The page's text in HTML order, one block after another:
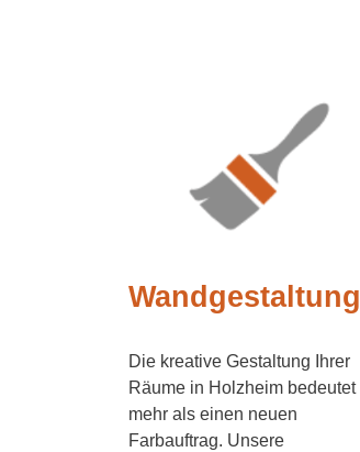
Wandgestaltung
Die kreative Gestaltung Ihrer
Räume in Holzheim bedeutet
mehr als einen neuen
Farbauftrag. Unsere